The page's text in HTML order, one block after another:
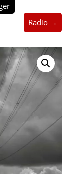
Radio →